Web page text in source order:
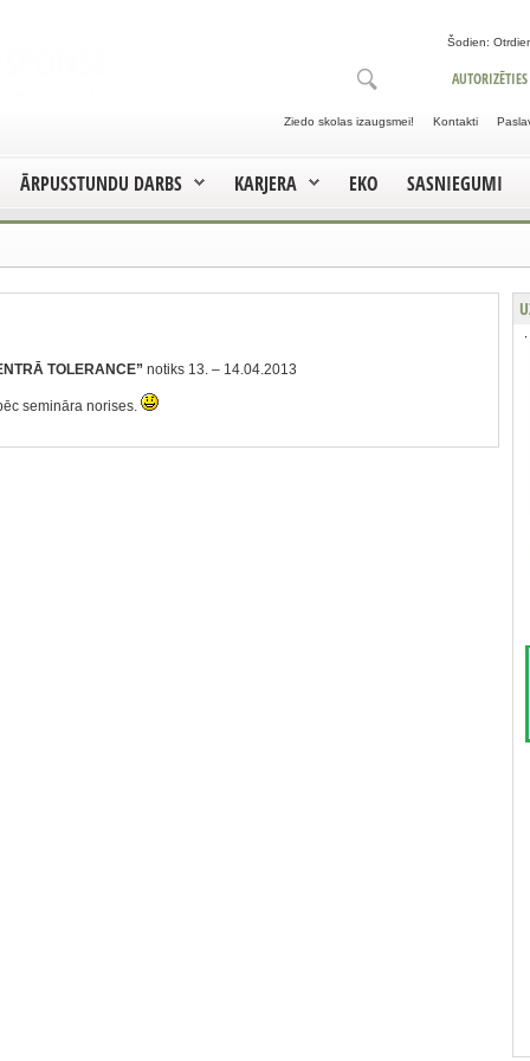
Šodien:
AUTORIZĒTIES
Kontakti
Ziedo skolas izaugsmei!
ĀRPUSSTUNDU DARBS KARJERA EKO SASNIEGUMI
TOLERANCE” notiks 13. – 14.04.2013
semināra norises.